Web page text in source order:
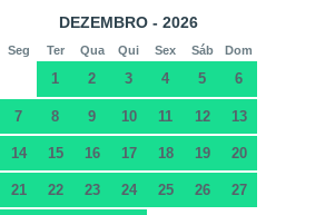
DEZEMBRO - 2026
Seg Ter Qua Qui Sex Sáb Dom
1 2 3 4 5 6
7 8 9 10 11 12 13
14 15 16 17 18 19 20
21 22 23 24 25 26 27